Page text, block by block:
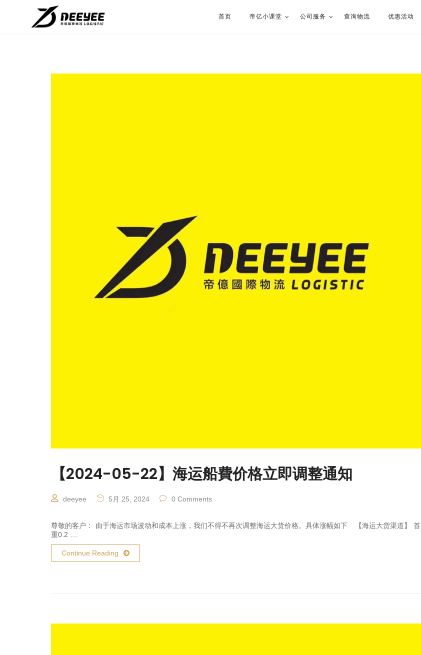
首页 帝亿小课堂 公司服务 查询物流 优惠活动
【2024-05-22】海运船費价格立即调整通知
deeyee 5月 25, 2024 0 Comments
尊敬的客户： 由于海运市场波动和成本上涨，我们不得不再次调整海运大货价格。具体涨幅如下 【海运大货渠道】 首
重0.2 …
Continue Reading